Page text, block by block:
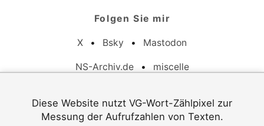
Folgen Sie mir
X • Bsky • Mastodon
NS-Archiv.de • miscelle
Pflichtangaben
Diese Website nutzt VG-Wort-Zählpixel zur
Messung der Aufrufzahlen von Texten.